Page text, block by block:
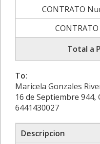
CONTRATO
Total a
To:
Maricela Gonzales
16 de Septiembre 944,
6441430027
Descripcion